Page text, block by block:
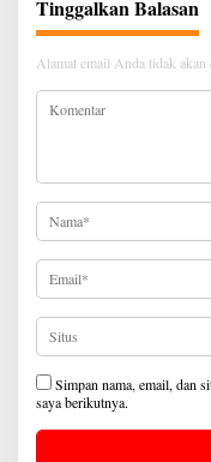
Tinggalkan Balasan
Alamat email Anda tidak akan
Simpan nama, email, dan
saya berikutnya.